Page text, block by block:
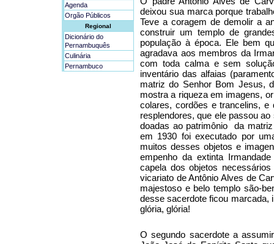
Agenda
Orgão Públicos
Regional
Dicionário do
Pernambuquês
Culinária
Pernambuco
deixou sua marca porque
Teve a coragem de demolir a
construir um templo de
população à época. Ele bem
agradava aos membros da
com toda calma e sem
inventário das alfaias
matriz do Senhor Bom Jesus,
mostra a riqueza em imagens,
colares, cordões e trancelins,
resplendores, que ele passou
doadas ao patrimônio
da
em 1930 foi executado por
muitos desses objetos e
empenho da extinta
capela dos objetos
vicariato de Antônio Alves de
majestoso e belo templo são-
desse sacerdote ficou marcada,
glória, glória!
O segundo sacerdote a